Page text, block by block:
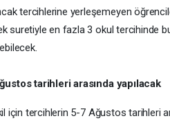
tercihlerine yerleşemeyen
suretiyle en fazla 3 okul tercihinde
tarihleri arasında yapılacak
tercihlerin 5-7 Ağustos tarihleri